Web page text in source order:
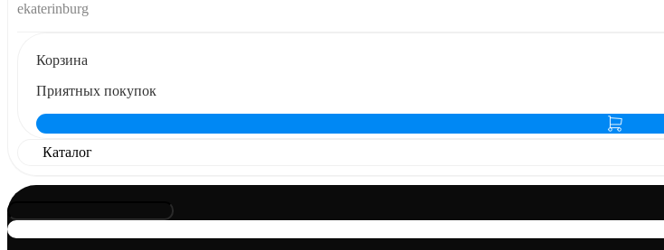
ekaterinburg
Корзина
Приятных покупок
Каталог